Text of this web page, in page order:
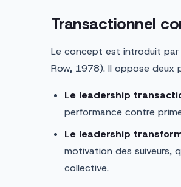
Transactionnel
Le concept est introduit par
Row, 1978). Il oppose deux
Le leadership
performance contre
Le leadership
motivation des suiveurs,
collective.